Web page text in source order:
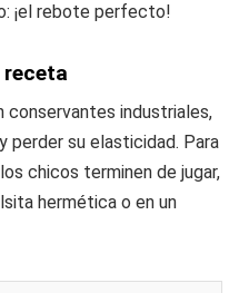
¡el rebote perfecto!
receta
industriales,
perder su elasticidad. Para
chicos terminen de jugar,
hermética o en un